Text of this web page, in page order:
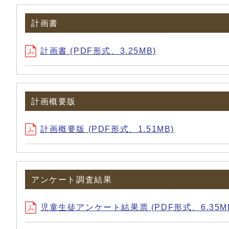
計画書
計画書 (PDF形式、3.25MB)
計画概要版
計画概要版 (PDF形式、1.51MB)
アンケート調査結果
児童生徒アンケート結果票 (PDF形式、